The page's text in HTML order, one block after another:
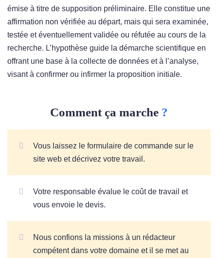
émise à titre de supposition préliminaire. Elle constitue une
affirmation non vérifiée au départ, mais qui sera examinée,
testée et éventuellement validée ou réfutée au cours de la
recherche. L’hypothèse guide la démarche scientifique en
offrant une base à la collecte de données et à l’analyse,
visant à confirmer ou infirmer la proposition initiale.
Comment ça marche ?
Vous laissez le formulaire de commande sur le
site web et décrivez votre travail.
Votre responsable évalue le coût de travail et
vous envoie le devis.
Nous confions la missions à un rédacteur
compétent dans votre domaine et il se met au